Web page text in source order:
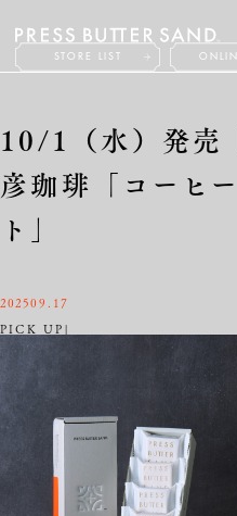
STORE LIST
10/1（水）発売
彦珈琲「コーヒ
ト」
202509.17
PICK UP